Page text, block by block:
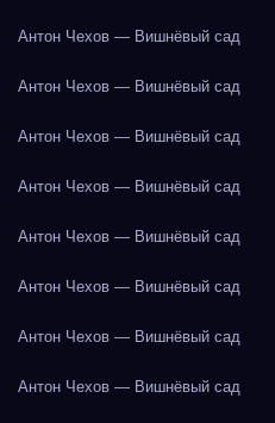
Антон Чехов — Вишнёвый сад
Антон Чехов — Вишнёвый сад
Антон Чехов — Вишнёвый сад
Антон Чехов — Вишнёвый сад
Антон Чехов — Вишнёвый сад
Антон Чехов — Вишнёвый сад
Антон Чехов — Вишнёвый сад
Антон Чехов — Вишнёвый сад